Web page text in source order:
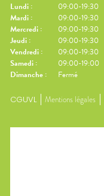
Lundi :
09:00-19:30
Mardi :
09:00-19:30
Mercredi :
09:00-19:30
Jeudi :
09:00-19:30
Vendredi :
09:00-19:30
Samedi :
09:00-19:00
Dimanche : Fermé
CGUVL Mentions légales